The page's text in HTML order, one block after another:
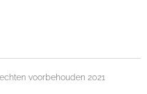
voorbehouden 2021